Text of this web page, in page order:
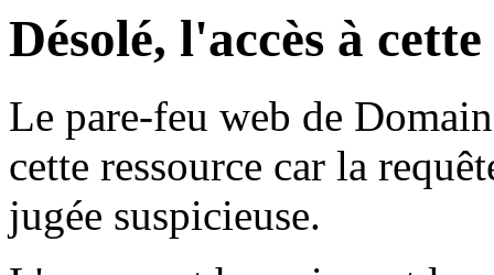
Désolé, l'accès à
Le pare-feu web de
cette ressource car la
jugée suspicieuse.